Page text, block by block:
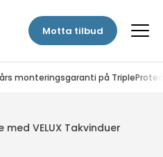
Motta tilbud
års monteringsgaranti på
med VELUX Takvinduer